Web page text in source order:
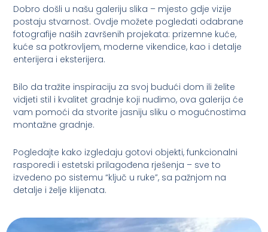
Dobro došli u našu galeriju slika – mjesto gdje vizije
postaju stvarnost. Ovdje možete pogledati odabrane
fotografije naših završenih projekata: prizemne kuće,
kuće sa potkrovljem, moderne vikendice, kao i detalje
enterijera i eksterijera.
Bilo da tražite inspiraciju za svoj budući dom ili želite
vidjeti stil i kvalitet gradnje koji nudimo, ova galerija će
vam pomoći da stvorite jasniju sliku o mogućnostima
montažne gradnje.
Pogledajte kako izgledaju gotovi objekti, funkcionalni
rasporedi i estetski prilagođena rješenja – sve to
izvedeno po sistemu “ključ u ruke”, sa pažnjom na
detalje i želje klijenata.